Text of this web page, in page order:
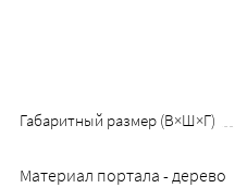
Габаритный размер (В×Ш×Г)
Материал портала - дерево